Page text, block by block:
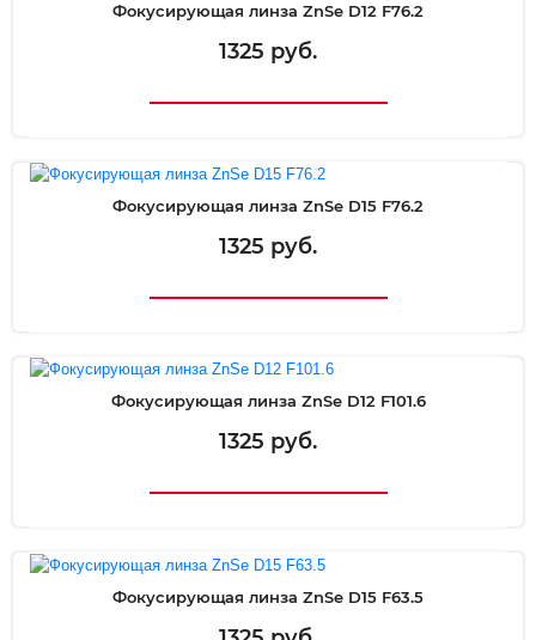
Фокусирующая линза ZnSe D12 F76.2
1325 руб.
Фокусирующая линза ZnSe D15 F76.2
1325 руб.
Фокусирующая линза ZnSe D12 F101.6
1325 руб.
Фокусирующая линза ZnSe D15 F63.5